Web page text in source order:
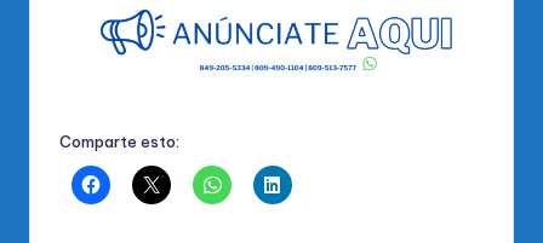
Comparte esto: